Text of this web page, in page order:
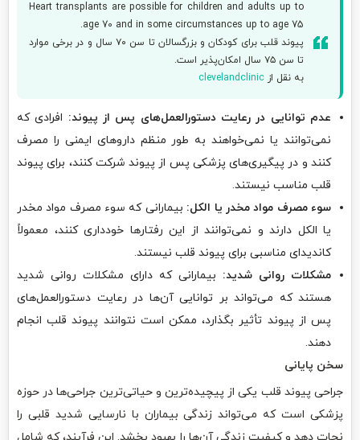
Heart transplants are possible for children and adults up to
age 70 and in some circumstances up to age 75.
پیوند قلب برای کودکان و بزرگسالان تا سن ۷۰ سال و در برخی موارد
تا سن ۷۵ سال امکان‌پذیر است.
به نقل از clevelandclinic
عدم توانایی در رعایت دستورالعمل‌های پس از پیوند: افرادی که
نمی‌توانند یا نمی‌خواهند به طور منظم داروهای ایمنی را مصرف
کنند و در پیگیری‌های پزشکی پس از پیوند شرکت کنند، برای پیوند
قلب مناسب نیستند.
سوء مصرف مواد مخدر یا الکل: بیمارانی که سوء مصرف مواد مخدر
یا الکل دارند و نمی‌توانند از این رفتارها خودداری کنند، معمولاً
کاندیدای مناسبی برای پیوند قلب نیستند.
مشکلات روانی شدید: بیمارانی که دارای مشکلات روانی شدید
هستند که می‌تواند بر توانایی آن‌ها در رعایت دستورالعمل‌های
پس از پیوند تأثیر بگذارد، ممکن است نتوانند پیوند قلب انجام
دهند.
سخن پایانی
جراحی پیوند قلب یکی از پیچیده‌ترین و حیاتی‌ترین جراحی‌ها در حوزه
پزشکی است که می‌تواند زندگی بیماران با نارسایی شدید قلبی را